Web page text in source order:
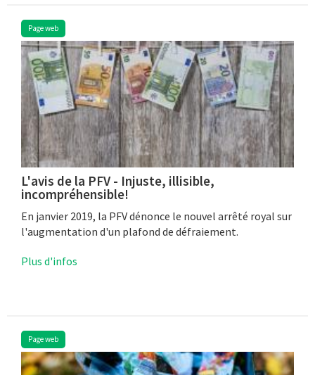
Page web
L'avis de la PFV - Injuste, illisible,
incompréhensible!
En janvier 2019, la PFV dénonce le nouvel arrêté royal sur
l'augmentation d'un plafond de défraiement.
Plus d'infos
Page web